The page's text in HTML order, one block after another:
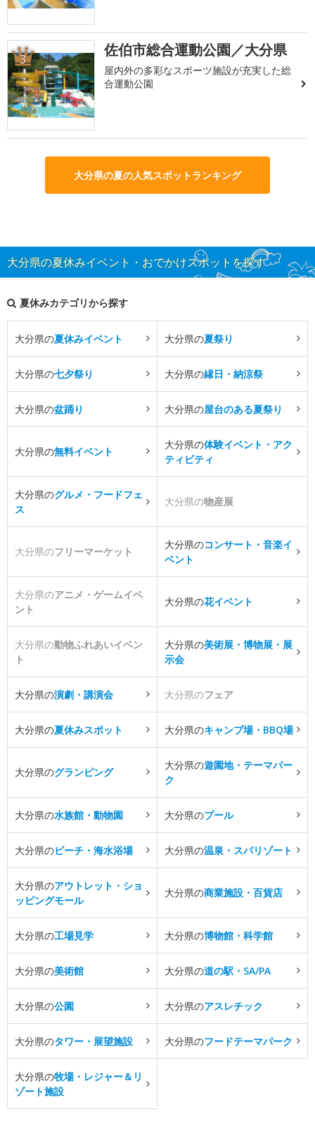
3 佐伯市総合運動公園／大分県
屋内外の多彩なスポーツ施設が充実した総
合運動公園
大分県の夏の人気スポットランキング
大分県の夏休みイベント・おでかけスポットを探す
夏休みカテゴリから探す
大分県の夏休みイベント 大分県の夏祭り
大分県の七夕祭り 大分県の縁日・納涼祭
大分県の盆踊り 大分県の屋台のある夏祭り
大分県の無料イベント
大分県の体験イベント・アク
ティビティ
大分県のグルメ・フードフェ
ス
大分県の物産展
大分県のフリーマーケット
大分県のコンサート・音楽イ
ベント
大分県のアニメ・ゲームイベ
ント
大分県の花イベント
大分県の動物ふれあいイベン
ト
大分県の美術展・博物展・展
示会
大分県の演劇・講演会 大分県のフェア
大分県の夏休みスポット 大分県のキャンプ場・BBQ場
大分県のグランピング
大分県の遊園地・テーマパー
ク
大分県の水族館・動物園 大分県のプール
大分県のビーチ・海水浴場 大分県の温泉・スパリゾート
大分県のアウトレット・ショ
ッピングモール
大分県の商業施設・百貨店
大分県の工場見学 大分県の博物館・科学館
大分県の美術館 大分県の道の駅・SA/PA
大分県の公園 大分県のアスレチック
大分県のタワー・展望施設 大分県のフードテーマパーク
大分県の牧場・レジャー＆リ
ゾート施設